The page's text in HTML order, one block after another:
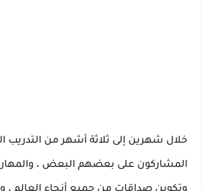
خلال شهرين إلى ثلاثة أشهر من التدريب
المشاركون على بعضهم البعض ،